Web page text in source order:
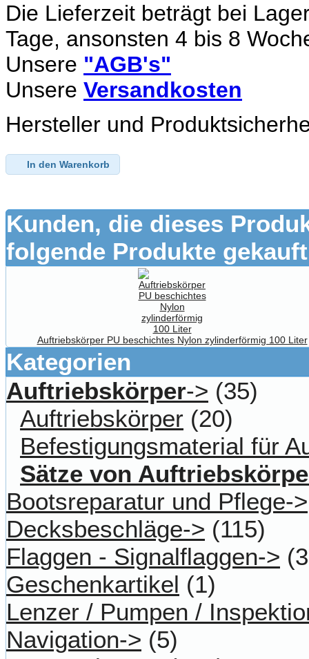
Die Lieferzeit beträgt bei
Tage, ansonsten 4 bis 8
Unsere "AGB's"
Unsere Versandkosten
Hersteller und
In den Warenkorb
Kunden, die dieses
folgende Produkte
Auftriebskörper PU beschichtes Nylon zylinderförmig 100 Liter
Kategorien
Auftriebskörper-> (35)
Auftriebskörper (20)
Befestigungsmaterial für
Sätze von
Bootsreparatur und Pflege->
Decksbeschläge-> (115)
Flaggen - Signalflaggen->
Geschenkartikel (1)
Lenzer / Pumpen /
Navigation-> (5)